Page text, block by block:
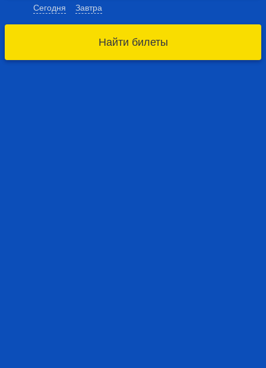
Сегодня Завтра
Найти билеты